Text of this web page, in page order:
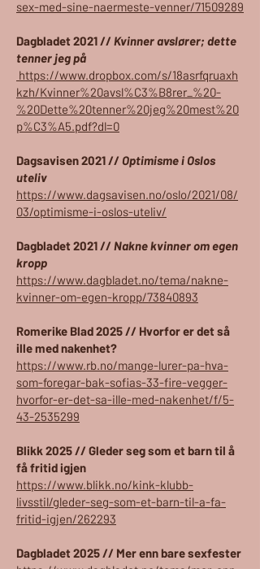
sex-med-sine-naermeste-venner/71509289
Dagbladet 2021 // Kvinner avslører; dette
tenner jeg på
https://www.dropbox.com/s/18asrfqruaxh
kzh/Kvinner%20avsl%C3%B8rer_%20-
%20Dette%20tenner%20jeg%20mest%20
p%C3%A5.pdf?dl=0
Dagsavisen 2021 // Optimisme i Oslos
uteliv
https://www.dagsavisen.no/oslo/2021/08/
03/optimisme-i-oslos-uteliv/
Dagbladet 2021 // Nakne kvinner om egen
kropp
https://www.dagbladet.no/tema/nakne-
kvinner-om-egen-kropp/73840893
Romerike Blad 2025 // Hvorfor er det så
ille med nakenhet?
https://www.rb.no/mange-lurer-pa-hva-
som-foregar-bak-sofias-33-fire-vegger-
hvorfor-er-det-sa-ille-med-nakenhet/f/5-
43-2535299
Blikk 2025 // Gleder seg som et barn til å
få fritid igjen
https://www.blikk.no/kink-klubb-
livsstil/gleder-seg-som-et-barn-til-a-fa-
fritid-igjen/262293
Dagbladet 2025 // Mer enn bare sexfester